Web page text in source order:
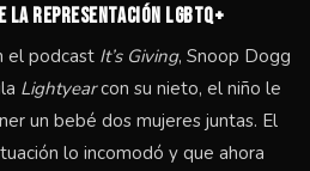
la representación LGBTQ+
el podcast It’s Giving, Snoop Dogg
Lightyearcon su nieto, el niño le
un bebé dos mujeres juntas. El
lo incomodó y que ahora